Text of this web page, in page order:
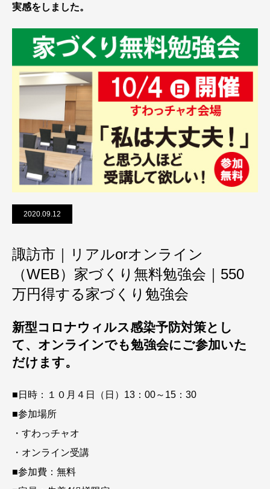
実感をしました。
2020.09.12
諏訪市｜リアルorオンライン
（WEB）家づくり無料勉強会｜550
万円得する家づくり勉強会
新型コロナウィルス感染予防対策とし
て、オンラインでも勉強会にご参加いた
だけます。
■日時：１０月４日（日）13：00～15：30
■参加場所
・すわっチャオ
・オンライン受講
■参加費：無料